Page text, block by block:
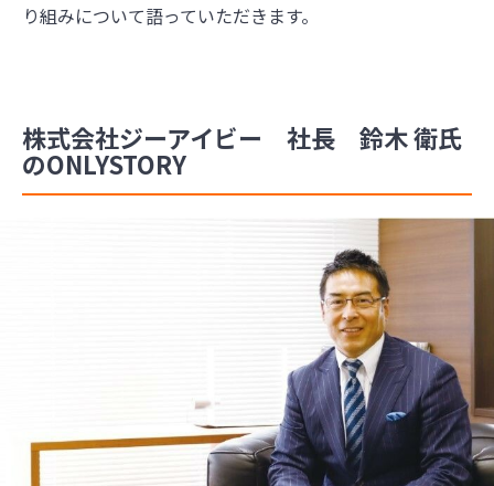
り組みについて語っていただきます。
株式会社ジーアイビー 社長 鈴木 衛氏
のONLYSTORY